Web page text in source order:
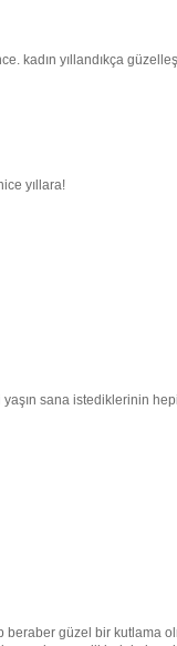
kadın yıllandıkça
yıllara!
sana istediklerinin
beraber güzel bir kutlama